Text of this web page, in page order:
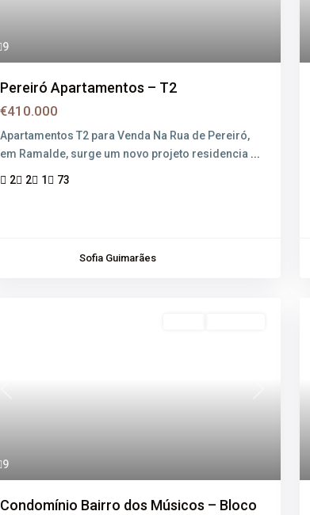
9
Pereiró Apartamentos – T2
€410.000
Apartamentos T2 para Venda Na Rua de Pereiró,
em Ramalde, surge um novo projeto residencia ...
2 2 1 73
Sofia Guimarães
9
Condomínio Bairro dos Músicos – Bloco